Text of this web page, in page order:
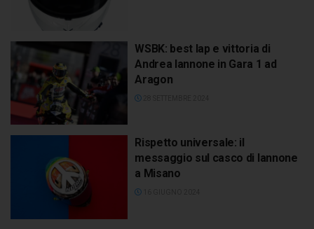
WSBK: best lap e vittoria di
Andrea Iannone in Gara 1 ad
Aragon
Rispetto universale: il
messaggio sul casco di Iannone
a Misano